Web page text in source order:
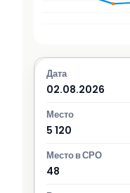
02.08.2026
5 120
48